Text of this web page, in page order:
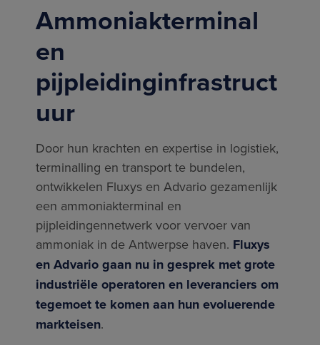
Ammoniakterminal
en
pijpleidinginfrastruct
uur
Door hun krachten en expertise in logistiek,
terminalling en transport te bundelen,
ontwikkelen Fluxys en Advario gezamenlijk
een ammoniakterminal en
pijpleidingennetwerk voor vervoer van
ammoniak in de Antwerpse haven. Fluxys
en Advario gaan nu in gesprek met grote
industriële operatoren en leveranciers om
tegemoet te komen aan hun evoluerende
markteisen.